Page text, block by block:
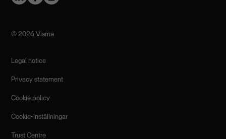
©️ 2026 Visma
Legal notice
Privacy statement
Cookie policy
Cookie-inställningar
Trust Centre